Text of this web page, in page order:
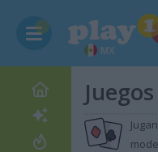
MX